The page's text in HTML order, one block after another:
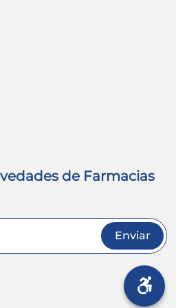
de Farmacias
Enviar